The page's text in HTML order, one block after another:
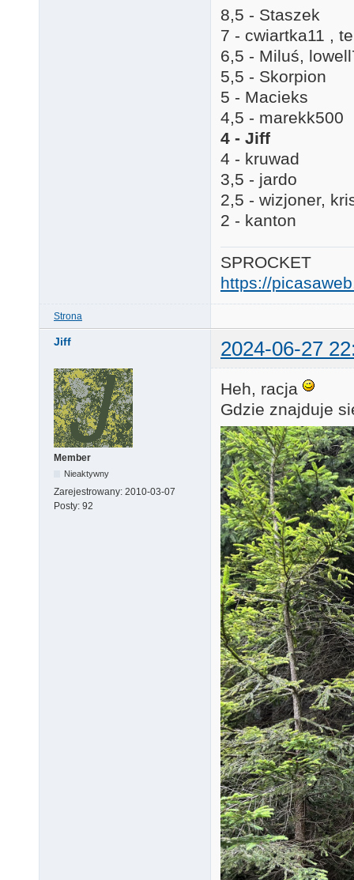
8,5 - Staszek
7 - cwiartka11 ,
6,5 - Miluś,
5,5 - Skorpion
5 - Macieks
4,5 - marekk500
4 - Jiff
4 - kruwad
3,5 - jardo
2,5 - wizjoner,
2 - kanton
SPROCKET
https://
Strona
Jiff 2024-06-27
Member
Nieaktywny
Zarejestrowany: 2010-03-07
Posty: 92
Heh, racja
Gdzie znajduje